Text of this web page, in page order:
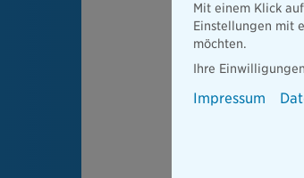
Mit einem Klick
Einstellungen mit
möchten.
Ihre
Impressum